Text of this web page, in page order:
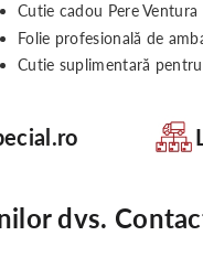
Cutie cadou Pere
Folie profesională de
Cutie suplimentară
dvs.